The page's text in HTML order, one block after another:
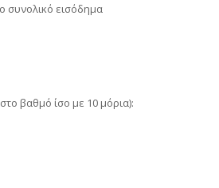
συνολικό εισόδημα
βαθμό ίσο με 10 μόρια):